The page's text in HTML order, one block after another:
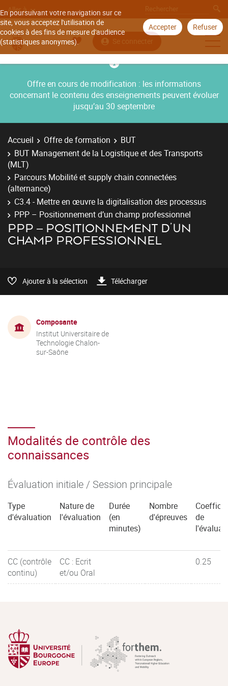
En poursuivant votre navigation sur ce
site, vous acceptez l'utilisation de
cookies à des fins de mesure d'audience
(statistiques anonymes).
Accepter Refuser
Aller à
Se connecter
Offre en cours de modification : les informations
concernant le contenu des enseignements peuvent évoluer
jusqu’au 30 septembre
Accueil Offre de formation
BUT
BUT Management de la Logistique et des Transports
(MLT)
Parcours Mobilité et supply chain connectées
(alternance)
C3.4 - Mettre en œuvre la digitalisation des processus
PPP – Positionnement d’un champ professionnel
PPP – POSITIONNEMENT D’UN
CHAMP PROFESSIONNEL
Ajouter à la sélection Télécharger
Composante
Institut Universitaire de
Technologie Chalon-
sur-Saône
Modalités de contrôle des
connaissances
Évaluation initiale / Session principale
Type
d'évaluation
Nature de
l'évaluation
Durée
(en
minutes)
Nombre
d'épreuves
de
CC (contrôle
continu)
CC : Ecrit
et/ou Oral
0.25